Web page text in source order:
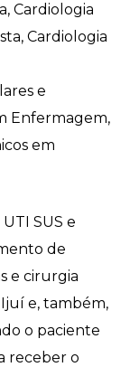
Cardiologia
Cardiologia
e
Enfermagem,
em
SUS e
de
e cirurgia
e, também,
o paciente
receber o